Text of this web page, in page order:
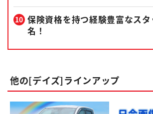
保険資格を持つ経験豊富なス
名！
他の[デイズ]ラインアップ